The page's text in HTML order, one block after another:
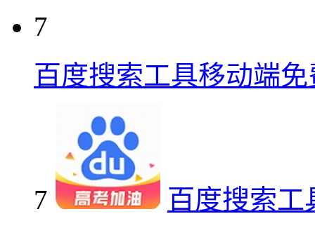
7
百度搜索工具移动端
7
百度搜索工